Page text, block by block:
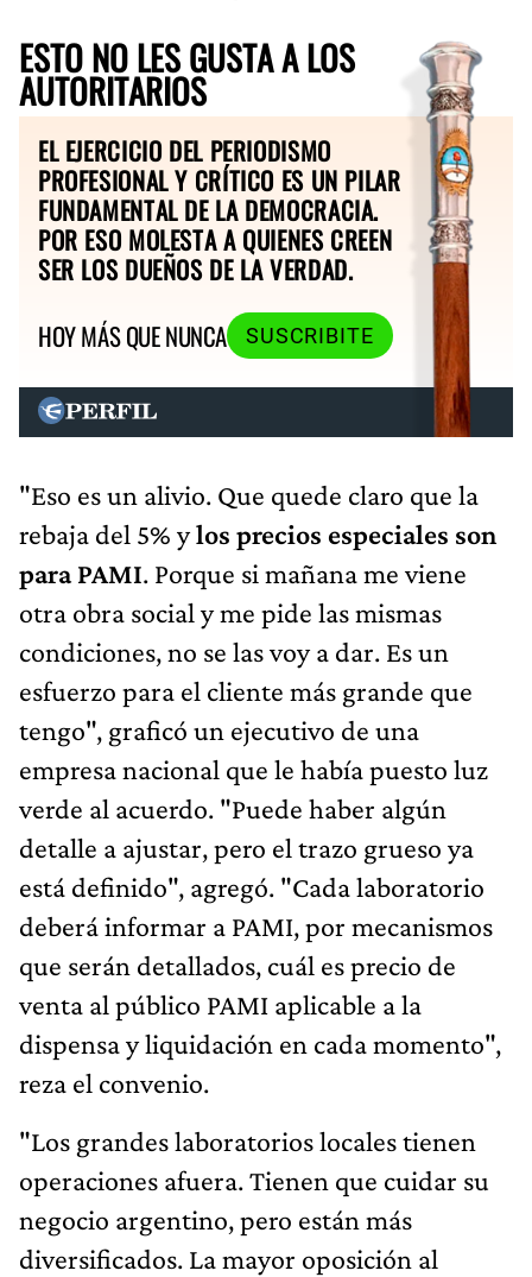
ESTO NO LES GUSTA A LOS
AUTORITARIOS
EL EJERCICIO DEL PERIODISMO
PROFESIONAL Y CRÍTICO ES UN PILAR
FUNDAMENTAL DE LA DEMOCRACIA.
POR ESO MOLESTA A QUIENES CREEN
SER LOS DUEÑOS DE LA VERDAD.
HOY MÁS QUE NUNCA
SUSCRIBITE
"Eso es un alivio. Que quede claro que la
rebaja del 5% ylos precios especiales son
para PAMI. Porque si mañana me viene
otra obra social y me pide las mismas
condiciones, no se las voy a dar. Es un
esfuerzo para el cliente más grande que
tengo", graficó un ejecutivo de una
empresa nacional que le había puesto luz
verde al acuerdo. "Puede haber algún
detalle a ajustar, pero el trazo grueso ya
está definido", agregó. "Cada laboratorio
deberá informar a PAMI, por mecanismos
que serán detallados, cuál es precio de
venta al público PAMI aplicable a la
dispensa y liquidación en cada momento",
reza el convenio.
"Los grandes laboratorios locales tienen
operaciones afuera. Tienen que cuidar su
negocio argentino, pero están más
diversificados. La mayor oposición al